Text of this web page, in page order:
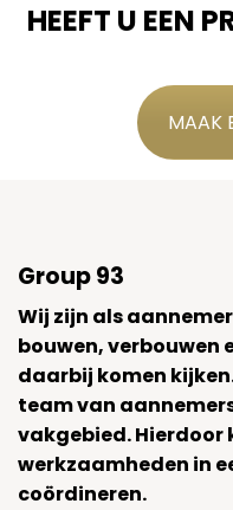
HEEFT U EEN
MAAK
Group 93
Wij zijn als
bouwen, verbouwen
daarbij komen
team van
vakgebied. Hierdoor
werkzaamheden in
coördineren.